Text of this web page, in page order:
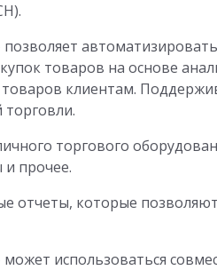
товаров на основе
клиентам.
торгового
прочее.
отчеты, которые
использоваться